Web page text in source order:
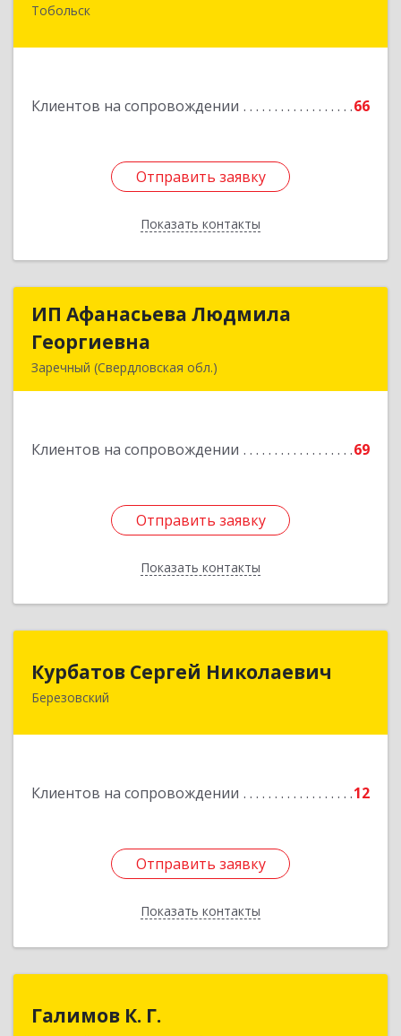
Тобольск
Клиентов на сопровождении 66
Отправить заявку
Показать контакты
Отправить заявку
Назад
ИП Афанасьева Людмила
Георгиевна
Заречный (Свердловская обл.)
Клиентов на сопровождении 69
Отправить заявку
Показать контакты
ИП Афанасьева Людмила
Подробнее
Отправить заявку
Назад
Курбатов Сергей Николаевич
Березовский
Клиентов на сопровождении 12
Отправить заявку
Показать контакты
Курбатов Сергей Николаевич
Отправить заявку
Назад
Галимов К. Г.